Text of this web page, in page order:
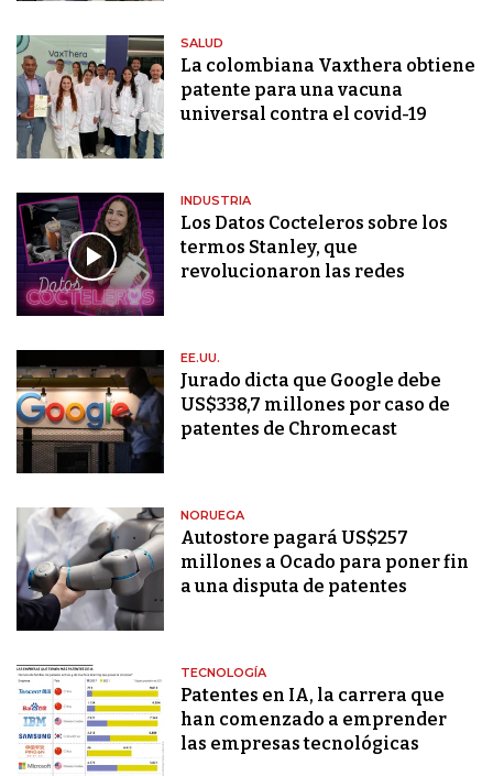
SALUD
La colombiana Vaxthera obtiene
patente para una vacuna
universal contra el covid-19
INDUSTRIA
Los Datos Cocteleros sobre los
termos Stanley, que
revolucionaron las redes
EE.UU.
Jurado dicta que Google debe
US$338,7 millones por caso de
patentes de Chromecast
NORUEGA
Autostore pagará US$257
millones a Ocado para poner fin
a una disputa de patentes
TECNOLOGÍA
Patentes en IA, la carrera que
han comenzado a emprender
las empresas tecnológicas